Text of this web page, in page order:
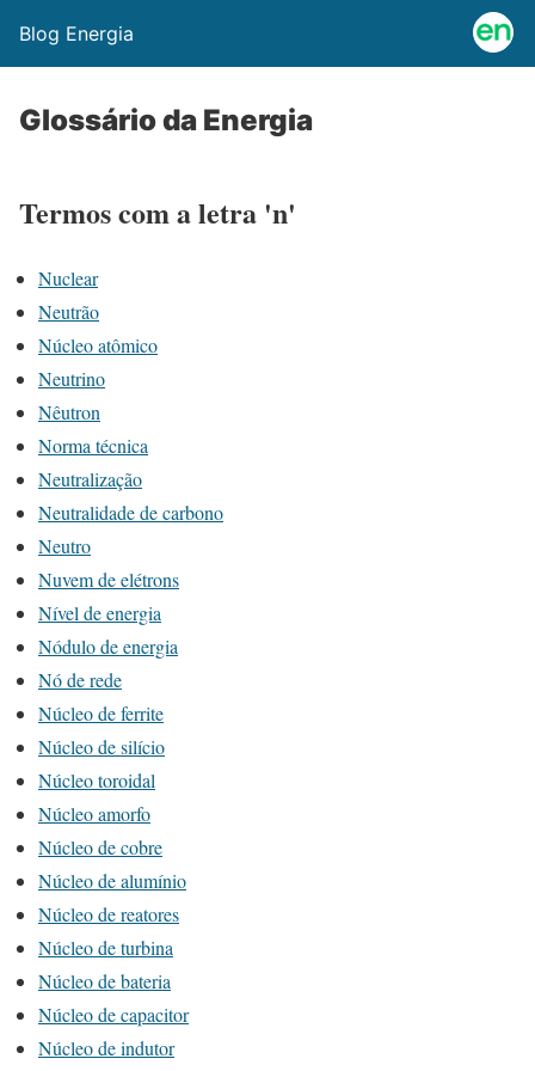
Blog Energia
Glossário da Energia
Termos com a letra 'n'
Nuclear
Neutrão
Núcleo atômico
Neutrino
Nêutron
Norma técnica
Neutralização
Neutralidade de carbono
Neutro
Nuvem de elétrons
Nível de energia
Nódulo de energia
Nó de rede
Núcleo de ferrite
Núcleo de silício
Núcleo toroidal
Núcleo amorfo
Núcleo de cobre
Núcleo de alumínio
Núcleo de reatores
Núcleo de turbina
Núcleo de bateria
Núcleo de capacitor
Núcleo de indutor